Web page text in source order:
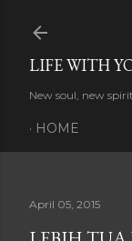
LIFE WITH
New soul, new
HOME
April 05, 2015